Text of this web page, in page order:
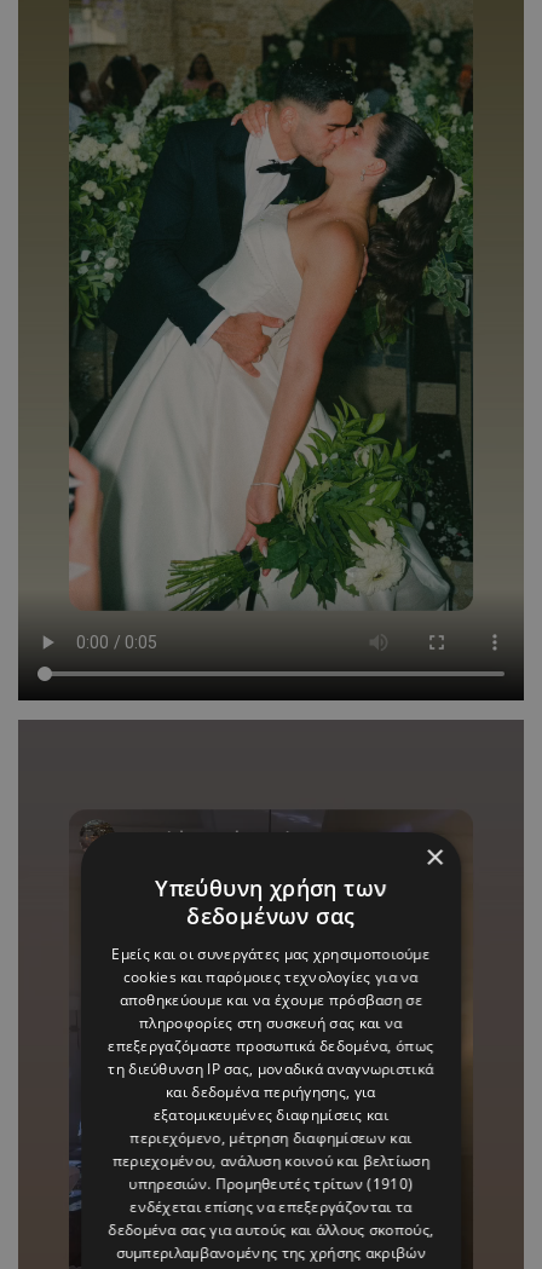
×
Υπεύθυνη χρήση των
δεδομένων σας
Εμείς και οι συνεργάτες μας χρησιμοποιούμε
cookies και παρόμοιες τεχνολογίες για να
αποθηκεύουμε και να έχουμε πρόσβαση σε
πληροφορίες στη συσκευή σας και να
επεξεργαζόμαστε προσωπικά δεδομένα, όπως
τη διεύθυνση IP σας, μοναδικά αναγνωριστικά
και δεδομένα περιήγησης, για
εξατομικευμένες διαφημίσεις και
περιεχόμενο, μέτρηση διαφημίσεων και
περιεχομένου, ανάλυση κοινού και βελτίωση
υπηρεσιών. Προμηθευτές τρίτων (1910)
ενδέχεται επίσης να επεξεργάζονται τα
δεδομένα σας για αυτούς και άλλους σκοπούς,
συμπεριλαμβανομένης της χρήσης ακριβών